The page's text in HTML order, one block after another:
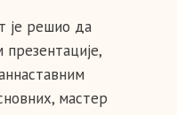
је решио да
мастер